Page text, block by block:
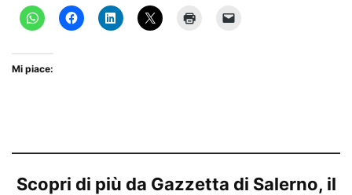
Mi piace:
Scopri di più da Gazzetta di Salerno, il